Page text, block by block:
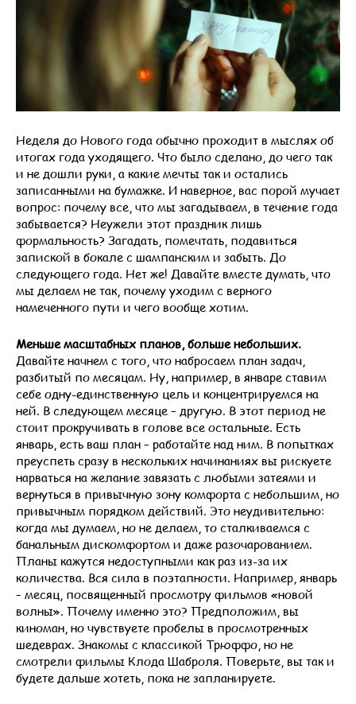
Неделя до Нового года обычно проходит в мыслях об
итогах года уходящего. Что было сделано, до чего так
и не дошли руки, а какие мечты так и остались
записанными на бумажке. И наверное, вас порой мучает
вопрос: почему все, что мы загадываем, в течение года
забывается? Неужели этот праздник лишь
формальность? Загадать, помечтать, подавиться
запиской в бокале с шампанским и забыть. До
следующего года. Нет же! Давайте вместе думать, что
мы делаем не так, почему уходим с верного
намеченного пути и чего вообще хотим.
Меньше масштабных планов, больше небольших.
Давайте начнем с того, что набросаем план задач,
разбитый по месяцам. Ну, например, в январе ставим
себе одну-единственную цель и концентрируемся на
ней. В следующем месяце – другую. В этот период не
стоит прокручивать в голове все остальные. Есть
январь, есть ваш план – работайте над ним. В попытках
преуспеть сразу в нескольких начинаниях вы рискуете
нарваться на желание завязать с любыми затеями и
вернуться в привычную зону комфорта с небольшим, но
привычным порядком действий. Это неудивительно:
когда мы думаем, но не делаем, то сталкиваемся с
банальным дискомфортом и даже разочарованием.
Планы кажутся недоступными как раз из-за их
количества. Вся сила в поэтапности. Например, январь
– месяц, посвященный просмотру фильмов «новой
волны». Почему именно это? Предположим, вы
киноман, но чувствуете пробелы в просмотренных
шедеврах. Знакомы с классикой Трюффо, но не
смотрели фильмы Клода Шаброля. Поверьте, вы так и
будете дальше хотеть, пока не запланируете.